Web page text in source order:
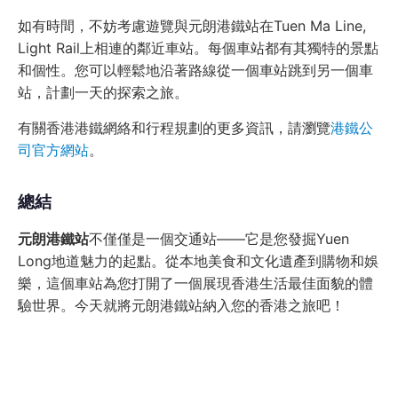
如有時間，不妨考慮遊覽與元朗港鐵站在Tuen Ma Line,
Light Rail上相連的鄰近車站。每個車站都有其獨特的景點
和個性。您可以輕鬆地沿著路線從一個車站跳到另一個車
站，計劃一天的探索之旅。
有關香港港鐵網絡和行程規劃的更多資訊，請瀏覽港鐵公
司官方網站。
總結
元朗港鐵站不僅僅是一個交通站——它是您發掘Yuen
Long地道魅力的起點。從本地美食和文化遺產到購物和娛
樂，這個車站為您打開了一個展現香港生活最佳面貌的體
驗世界。今天就將元朗港鐵站納入您的香港之旅吧！